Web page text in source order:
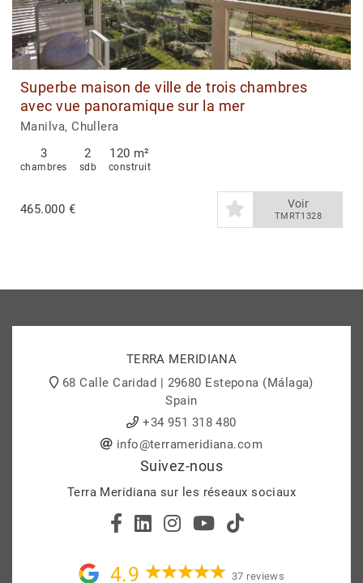
Superbe maison de ville de trois chambres
avec vue panoramique sur la mer
Manilva, Chullera
3
chambres
2
sdb
120 m²
construit
465.000 € Voir
TMRT1328
TERRA MERIDIANA
68 Calle Caridad | 29680 Estepona (Málaga)
Spain
+34 951 318 480
info@terrameridiana.com
Suivez-nous
Terra Meridiana sur les réseaux sociaux
4.9 37 reviews